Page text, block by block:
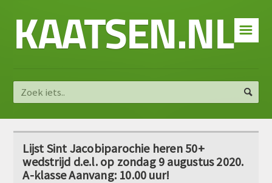
☰
KAATSEN.NL
Lijst Sint Jacobiparochie heren 50+
wedstrijd d.e.l. op zondag 9 augustus 2020.
A-klasse Aanvang: 10.00 uur!